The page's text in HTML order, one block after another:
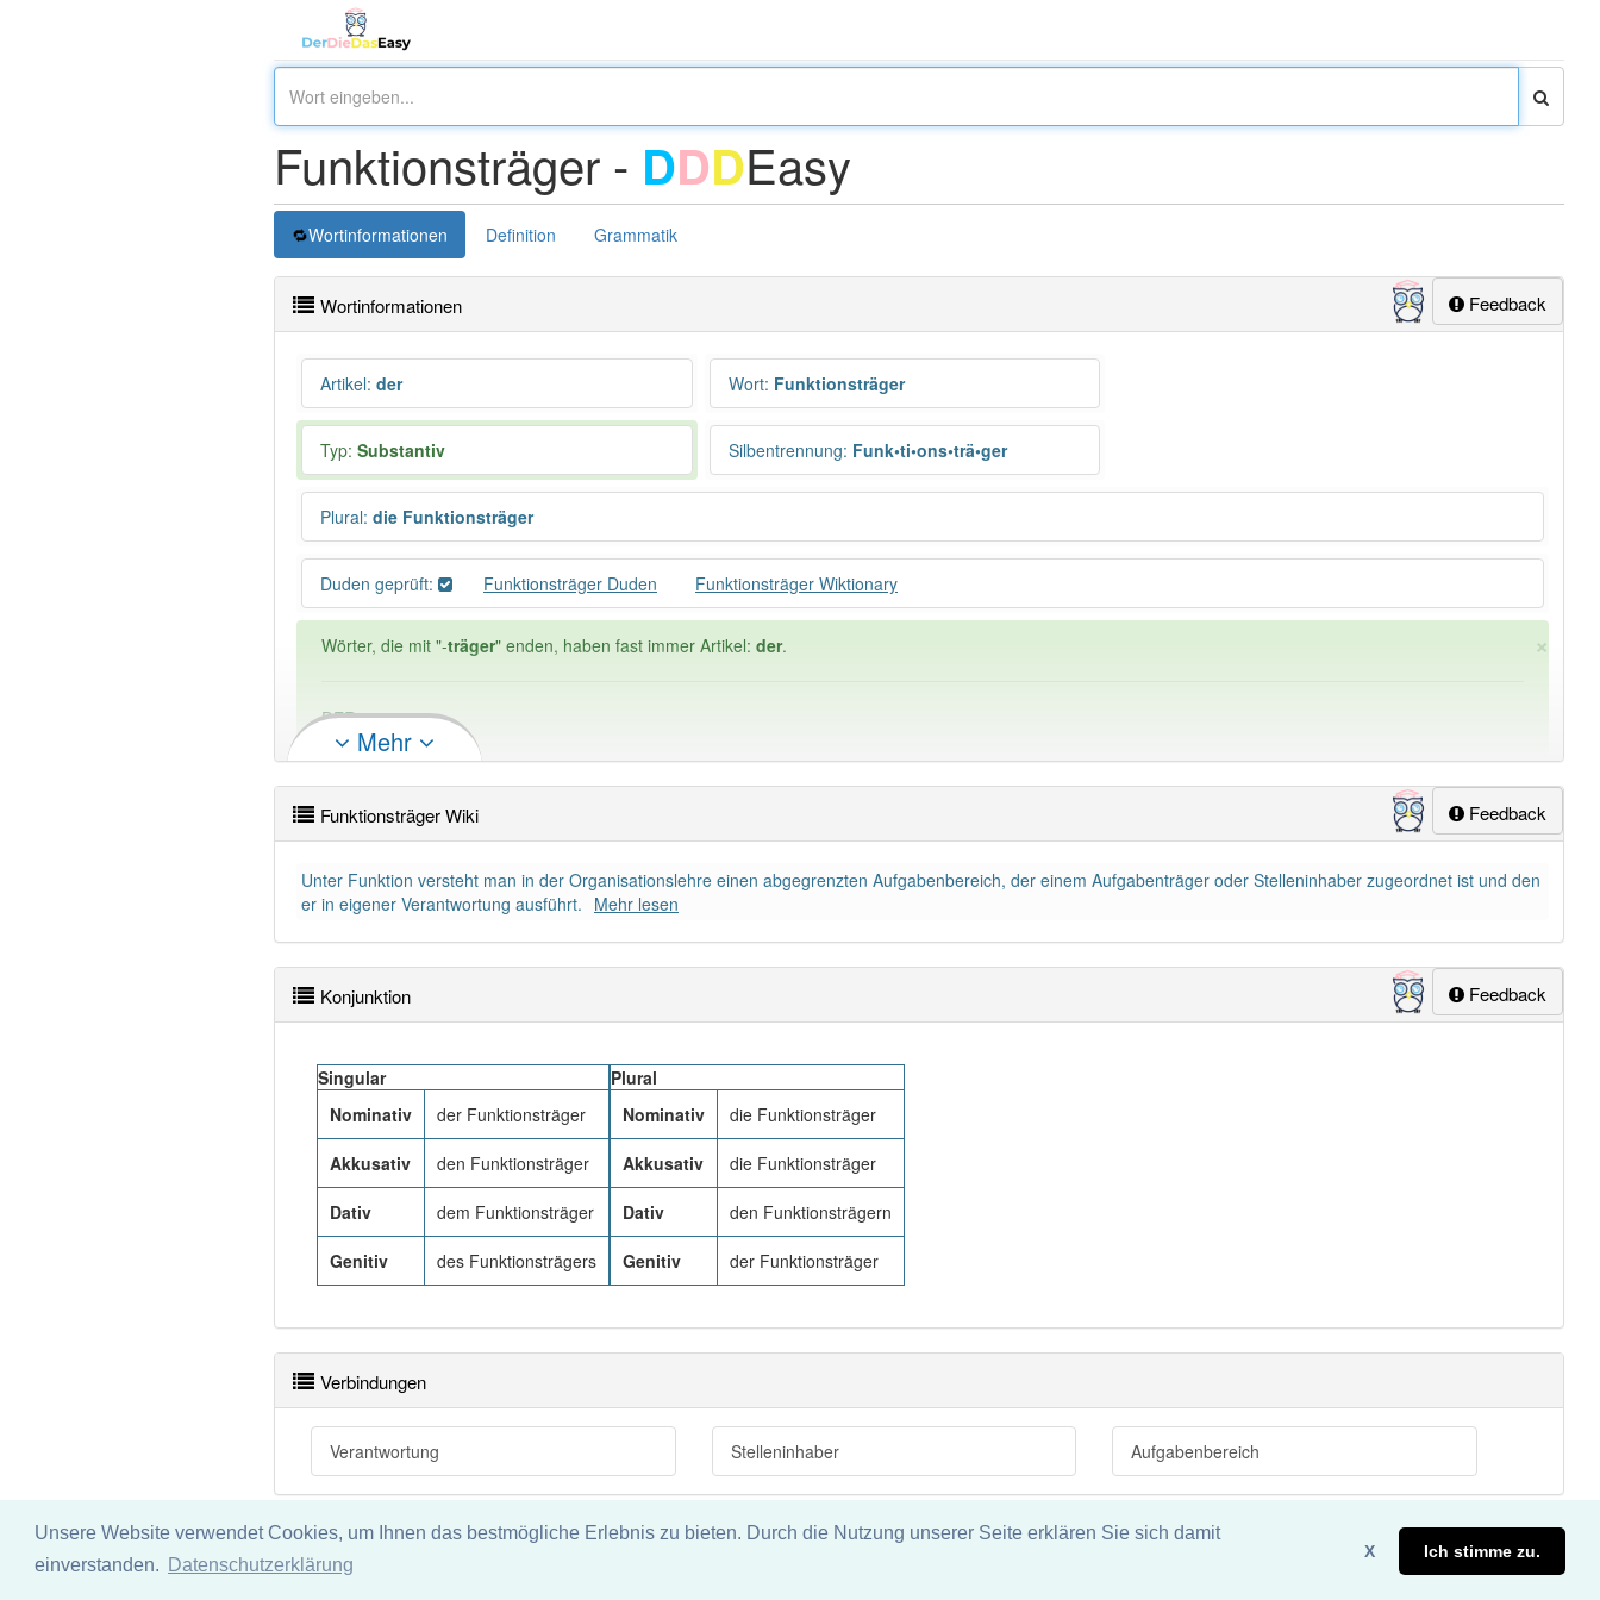
Unsere Website verwendet Cookies, um Ihnen das bestmögliche Erlebnis zu bieten. Durch die Nutzung unserer Seite erklären Sie sich damit
einverstanden.
Datenschutzerklärung
X Ich stimme zu.
Funktionsträger - DDDEasy
Wortinformationen Definition Grammatik
Feedback
Wortinformationen
Artikel: der Wort: Funktionsträger
Typ: Substantiv Silbentrennung: Funk•ti•ons•trä•ger
Plural: die Funktionsträger
Duden geprüft: Funktionsträger Duden Funktionsträger Wiktionary
×
Wörter, die mit "-träger" enden, haben fast immer Artikel: der.
DER:120
DIE: 0
DAS:0
PowerIndex:3
Wörter mit Endung-funktionsträger: 1 Wörter mit Endung -funktionsträgeraber mit einem anderen Artikelder:
Mehr
Feedback
Funktionsträger Wiki
Unter Funktion versteht man in der Organisationslehre einen abgegrenzten Aufgabenbereich, der einem Aufgabenträger oder Stelleninhaber zugeordnet ist und den
er in eigener Verantwortung ausführt. Mehr lesen
Feedback
Konjunktion
Singular
Nominativ
der Funktionsträger
Akkusativ den Funktionsträger
Dativ dem Funktionsträger
Genitiv des Funktionsträgers
Plural
Nominativ
die Funktionsträger
Akkusativ die Funktionsträger
Dativ den Funktionsträgern
Genitiv der Funktionsträger
Verbindungen
Verantwortung Stelleninhaber Aufgabenbereich
Impressum
Wir übernehmen keine Garantie und keine Haftung für die Richtigkeit und Vollständigkeit dieser Seite. DDDEasy 2024